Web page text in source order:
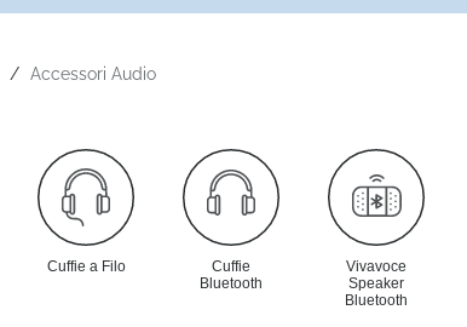
Accessori Audio
Cuffie a Filo
Cuffie
Bluetooth
Vivavoce
Speaker
Bluetooth